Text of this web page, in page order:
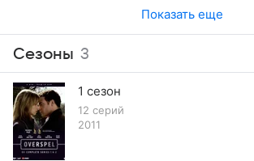
Показать еще
Сезоны 3
1 сезон
12 серий
2011